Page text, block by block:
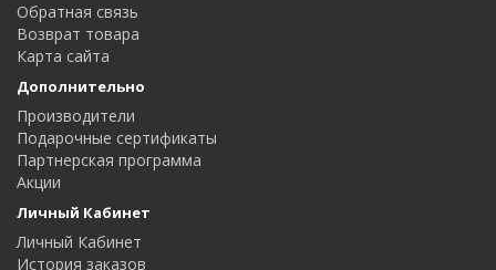
Обратная связь
Возврат товара
Карта сайта
Дополнительно
Производители
Подарочные сертификаты
Партнерская программа
Акции
Личный Кабинет
Личный Кабинет
История заказов